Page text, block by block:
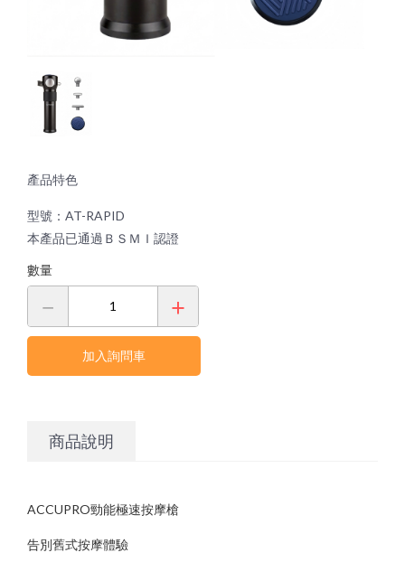
運動貼布&輔助配件
繃帶&保護墊
外傷&急救用品
冷、熱療
防護袋
防護室設備
書籍&DVD
海報&模型
Real PT AI智能動作與體能評估系統
DIDIM智能運動空間
Sportreact 認知反應計時系統
KINVENT 金密運動機能監控系統
Dashr Blue 無線計時系統
FitLight燈光反應訓練系統
GymAware爆發力測量監控系統
檢測分析軟體
Berlinger 運動禁藥檢驗
電控式功能訓練器
Exxentric 慣性式阻力訓練系統
重量訓練機系列
槓片式訓練機系列
訓練架/訓練配件系列
銀髮族油壓訓練機
體能訓練Sportreact 認知反應計時系統
Core-Tex動態核心訓練器
Sanctband 拉力帶系列
計時器與碼表
體能訓練器材
體適能檢測
手動式體適能檢測
銀髮族體適能檢測
銀髮族油壓訓練機
Moto Tiles 樂齡魔法磚
產品特色
型號：AT-RAPID
本產品已通過ＢＳＭＩ認證
數量
加入詢問車
商品說明
ACCUPRO勁能極速按摩槍
告別舊式按摩體驗